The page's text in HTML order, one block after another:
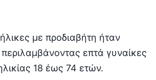
με προδιαβήτη ήταν
περιλαμβάνοντας επτά γυναίκες
18 έως 74 ετών.